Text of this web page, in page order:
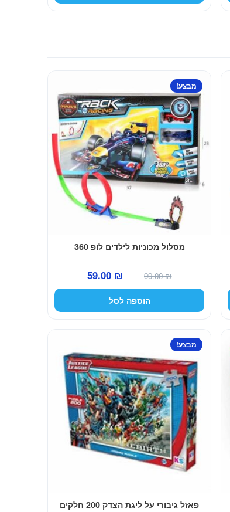
מסלול מכוניות לילדים לופ 360
מבצע!
99.00₪
המחיר
המקורי
היה:
59.00 ₪
המחיר
הנוכחי
הוספה לסל
פאזל גיבורי על ליגת הצדק 200 חלקים
מבצע!